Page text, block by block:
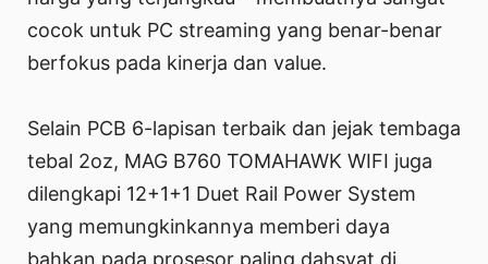
cocok untuk PC streaming yang benar-benar
berfokus pada kinerja dan value.
Selain PCB 6-lapisan terbaik dan jejak tembaga
tebal 2oz, MAG B760 TOMAHAWK WIFI juga
dilengkapi 12+1+1 Duet Rail Power System
yang memungkinkannya memberi daya